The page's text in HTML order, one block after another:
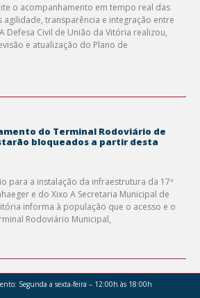
o acompanhamento em tempo real das
agilidade, transparência e integração entre
Defesa Civil de União da Vitória realizou,
e atualização do Plano de
do Terminal Rodoviário de
bloqueados a partir desta
para a instalação da infraestrutura da 17ª
e do Xixo A Secretaria Municipal de
informa à população que o acesso e o
Rodoviário Municipal,
Segunda a sexta-feira – 12:00h às 18:00h